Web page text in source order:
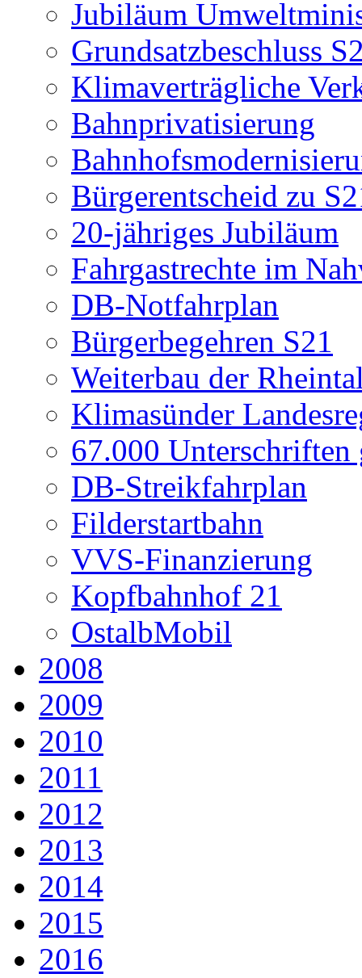
Jubiläum
Grundsatzbeschluss
Klimaverträgliche
Bahnprivatisierung
Bürgerentscheid zu
20-jähriges Jubiläum
Fahrgastrechte im
DB-Notfahrplan
Bürgerbegehren S21
Weiterbau der
Klimasünder
67.000 Unterschriften
DB-Streikfahrplan
Filderstartbahn
VVS-Finanzierung
Kopfbahnhof 21
OstalbMobil
2008
2009
2010
2011
2012
2013
2014
2015
2016